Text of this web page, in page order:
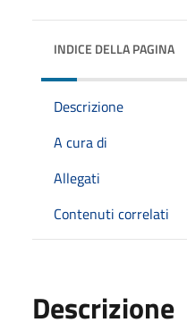
INDICE DELLA PAGINA
Descrizione
A cura di
Allegati
Contenuti correlati
Descrizione